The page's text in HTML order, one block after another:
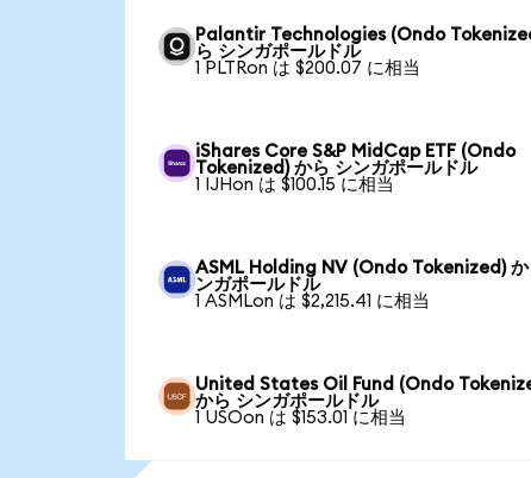
Palantir Technologies (Ondo
ら シンガポールドル
1 PLTRon は $200.07 に相当
iShares Core S&P MidCap ETF (Ondo
Tokenized) から シンガポールドル
1 IJHon は $100.15 に相当
ASML Holding NV (Ondo Tokenized) か
ンガポールドル
1 ASMLon は $2,215.41 に相当
United States Oil Fund (Ondo
から シンガポールドル
1 USOon は $153.01 に相当